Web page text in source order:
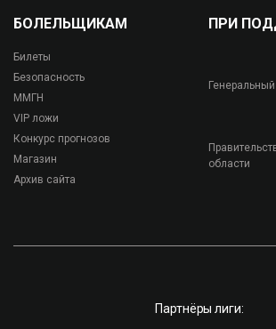
БОЛЕЛЬЩИКАМ
Билеты
Безопасность
ММГН
VIP ложи
Конкурс прогнозов
Магазин
Архив сайта
ПРИ
области
Партнёры лиги: